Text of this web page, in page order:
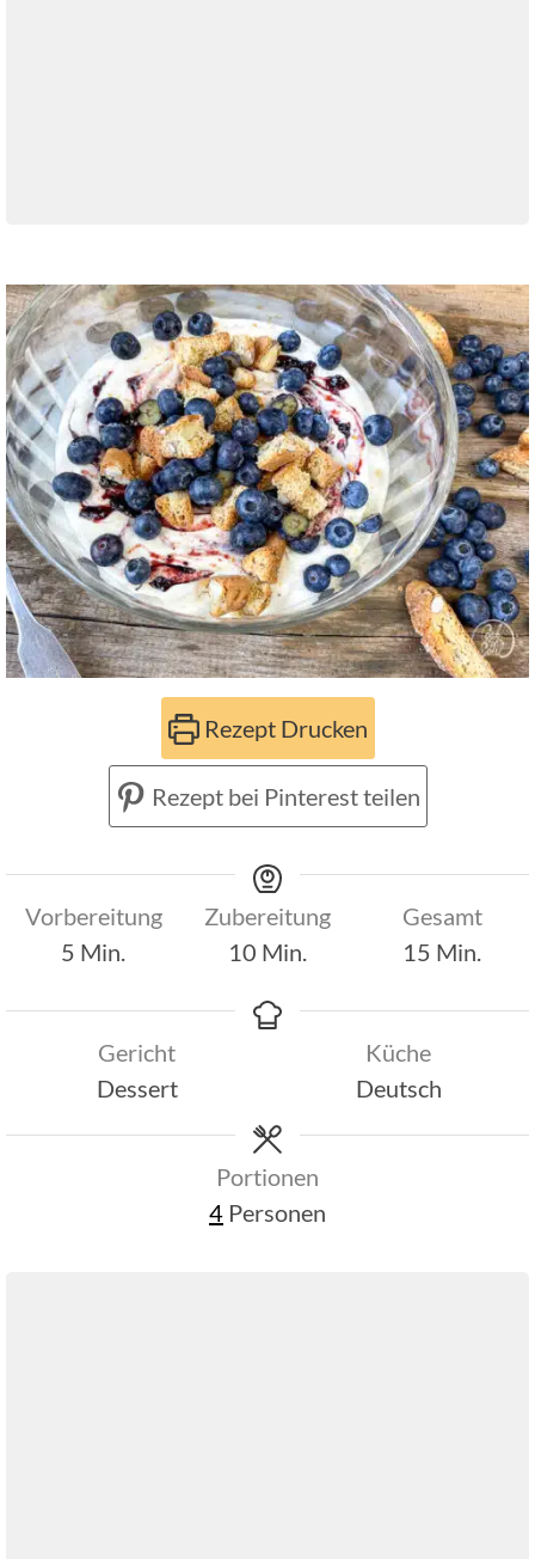
Rezept Drucken
Rezept bei Pinterest teilen
Vorbereitung
5 Minuten
Min.
Zubereitung
10 Minuten
Min.
Gesamt
15 Minuten
Min.
Gericht
Dessert
Küche
Deutsch
Portionen
4 Personen